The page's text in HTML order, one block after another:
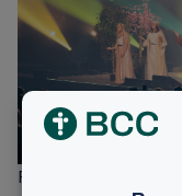
Frivillige fra BCC